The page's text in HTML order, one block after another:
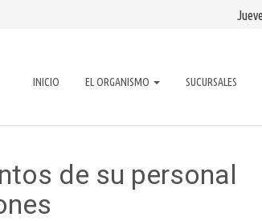
INICIO EL ORGANISMO SUCURSALES
de su personal